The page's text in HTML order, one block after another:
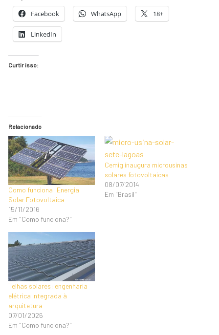
Facebook WhatsApp 18+
LinkedIn
Curtir isso:
Relacionado
Como funciona: Energia
Solar Fotovoltaica
15/11/2016
Em "Como funciona?"
Cemig inaugura microusinas
solares fotovoltaicas
08/07/2014
Em "Brasil"
Telhas solares: engenharia
elétrica integrada à
arquitetura
07/01/2026
Em "Como funciona?"